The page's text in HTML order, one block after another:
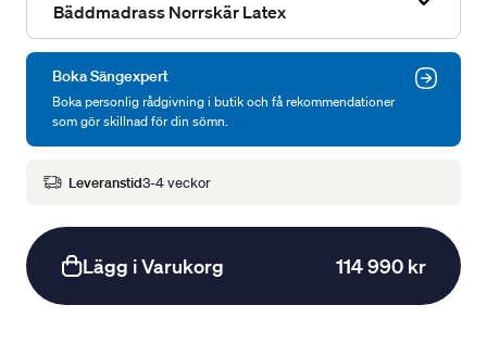
Bäddmadrass Norrskär Latex
Boka Sängexpert
Boka personlig rådgivning i butik och få rekommendationer
som gör skillnad för din sömn.
Leveranstid3-4 veckor
Lägg i Varukorg 114 990 kr